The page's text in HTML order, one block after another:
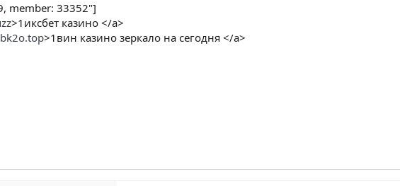
member: 33352"]
>1иксбет казино </a>
>1вин казино зеркало на сегодня </a>